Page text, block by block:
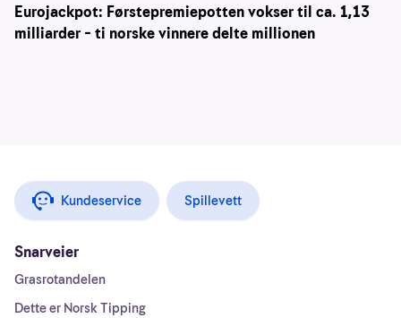
Eurojackpot: Førstepremiepotten vokser til ca. 1,13
milliarder – ti norske vinnere delte millionen
Kundeservice Spillevett
Snarveier
Grasrotandelen
Dette er Norsk Tipping